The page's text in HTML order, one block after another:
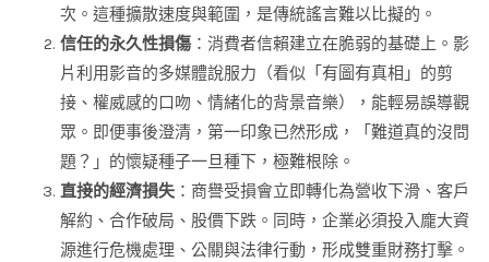
次。這種擴散速度與範圍，是傳統謠言難以比擬的。
信任的永久性損傷 ：消費者信賴建立在脆弱的基礎上。影
片利用影音的多媒體說服力（看似「有圖有真相」的剪
接、權威感的口吻、情緒化的背景音樂），能輕易誤導觀
眾。即便事後澄清，第一印象已然形成，「難道真的沒問
題？」的懷疑種子一旦種下，極難根除。
直接的經濟損失 ：商譽受損會立即轉化為營收下滑、客戶
解約、合作破局、股價下跌。同時，企業必須投入龐大資
源進行危機處理、公關與法律行動，形成雙重財務打擊。